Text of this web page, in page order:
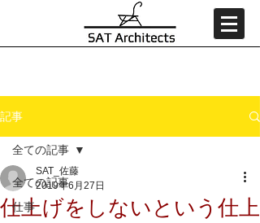
記事
全ての記事
仕事
全ての記事
仕上げをしないという仕上
SAT_佐藤
2019年6月27日